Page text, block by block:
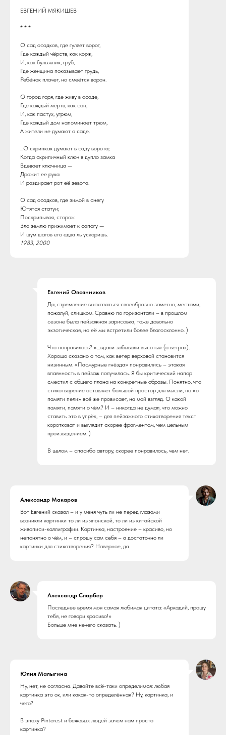
ЕВГЕНИЙ МЯКИШЕВ
* * *
О сад осадков, где гуляет ворог,
Где каждый чёрств, как корж,
И, как булыжник, груб,
Где женщина показывает грудь,
Ребёнок плачет, но смеётся ворон.
О город горя, где живу в осаде,
Где каждый мёртв, как сон,
И, как пастух, угрюм,
Где каждый дом напоминает трюм,
А жители не думают о саде.
...О скрипках думают в саду ворота;
Когда скрипичный ключ в дупло замка
Вдевает ключница —
Дрожит ее рука
И раздирает рот её зевота.
О сад осадков, где зимой в снегу
Ютятся статуи;
Поскрипывая, сторож
Зло землю прижимает к сапогу —
И шум шагов его едва ль ускоришь.
1983, 2000
Евгений Овсянников
Да, стремление высказаться своеобразно заметно, местами,
пожалуй, слишком. Сравню по горизонтали – в прошлом
сезоне была пейзажная зарисовка, тоже довольно
экзотическая, но её мы встретили более благосклонно. )
Что понравилось? «…вдали забывали высоты» (о ветрах).
Хорошо сказано о том, как ветер верховой становится
низинным. «Пасмурные гнёзда» понравились – этакая
впаянность в пейзаж получилась. Я бы критический напор
сместил с общего плана на конкретные образы. Понятно, что
стихотворение оставляет большой простор для мысли, но «о
памяти пели» всё же провисает, на мой взгляд. О какой
памяти, памяти о чём? И – никогда не думал, что можно
ставить это в упрёк, – для пейзажного стихотворения текст
коротковат и выглядит скорее фрагментом, чем цельным
произведением. )
В целом – спасибо автору, скорее понравилось, чем нет.
Александр Макаров
Вот Евгений сказал – и у меня чуть ли не перед глазами
возникли картинки то ли из японской, то ли из китайской
живописи-каллиграфии. Картинка, настроение – красиво, но
непонятно о чём, и – спрошу сам себя – а достаточно ли
картинки для стихотворения? Наверное, да.
Александр Спарбер
Последнее время моя самая любимая цитата: «Аркадий, прошу
тебя, не говори красиво!»
Больше мне нечего сказать. )
Юлия Малыгина
Ну, нет, не согласна. Давайте всё-таки определимся: любая
картинка это ок, или какая-то определённая? Ну, картинка, и
чего?
В эпоху Pinterest и бежевых людей зачем нам просто
картинка?